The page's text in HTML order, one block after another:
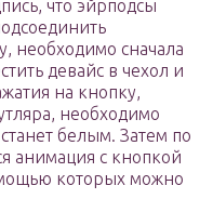
что эйрподсы
необходимо сначала
девайс в чехол и
на кнопку,
необходимо
белым. Затем по
анимация с кнопкой
которых можно